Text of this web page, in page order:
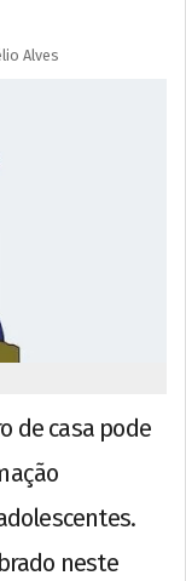
Alves
de casa pode
neste